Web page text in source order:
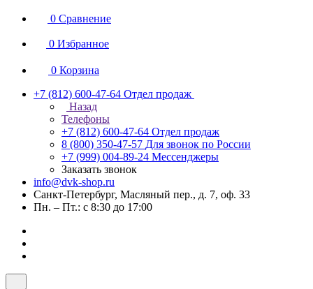
0 Сравнение
0 Избранное
0 Корзина
+7 (812) 600-47-64 Отдел продаж
Назад
Телефоны
+7 (812) 600-47-64 Отдел продаж
8 (800) 350-47-57 Для звонок по России
+7 (999) 004-89-24 Мессенджеры
Заказать звонок
info@dvk-shop.ru
Санкт-Петербург, Масляный пер., д. 7, оф. 33
Пн. – Пт.: с 8:30 до 17:00